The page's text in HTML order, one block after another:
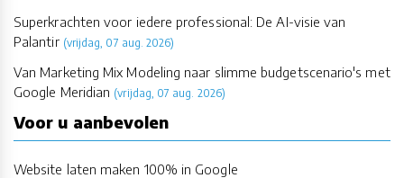
Superkrachten voor iedere professional: De AI-visie van
Palantir (vrijdag, 07 aug. 2026)
Van Marketing Mix Modeling naar slimme budgetscenario's met
Google Meridian (vrijdag, 07 aug. 2026)
Voor u aanbevolen
Website laten maken 100% in Google